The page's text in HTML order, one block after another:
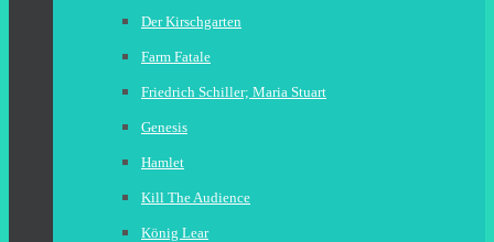
Der Kirschgarten
Farm Fatale
Friedrich Schiller; Maria Stuart
Genesis
Hamlet
Kill The Audience
König Lear